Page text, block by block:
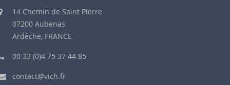
14 Chemin de Saint Pierre
07200 Aubenas
Ardèche, FRANCE
00 33 (0)4 75 37 44 85
contact@vich.fr